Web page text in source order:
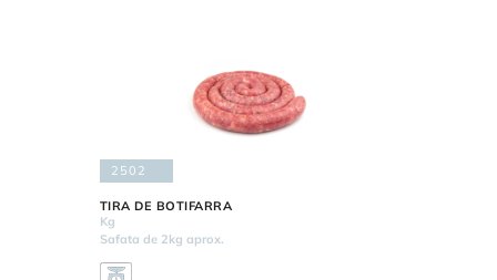
2502
TIRA DE BOTIFARRA
Kg
Safata de 2kg aprox.